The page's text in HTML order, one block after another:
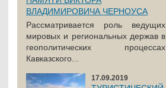
ВЛАДИМИРОВИЧА ЧЕРНОУСА
Рассматривается роль ведущих
мировых и региональных держав в
геополитических процессах
Кавказского...
17.09.2019